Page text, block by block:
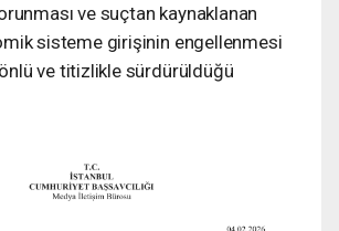
ve suçtan kaynaklanan
sisteme girişinin engellenmesi
ve titizlikle sürdürüldüğü